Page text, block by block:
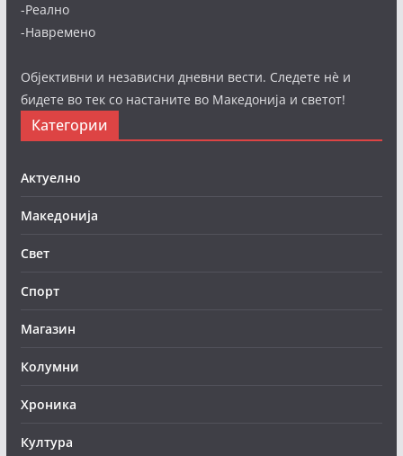
-Реално
-Навремено
Објективни и независни дневни вести. Следете нè и
бидете во тек со настаните во Македонија и светот!
Категории
Актуелно
Македонија
Свет
Спорт
Магазин
Колумни
Хроника
Култура